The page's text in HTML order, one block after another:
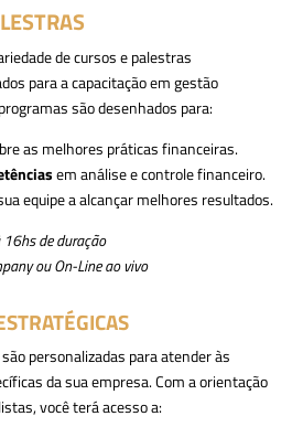
de cursos e palestras
para a capacitação em gestão
são desenhados para:
as melhores práticas financeiras.
em análise e controle financeiro.
equipe a alcançar melhores resultados.
de duração
ou On-Line ao vivo
personalizadas para atender às
da sua empresa. Com a orientação
você terá acesso a: